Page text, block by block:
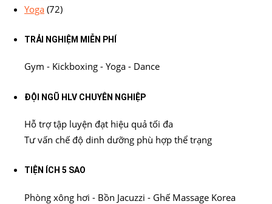
Yoga (72)
TRẢI NGHIỆM MIỄN PHÍ
Gym - Kickboxing - Yoga - Dance
ĐỘI NGŨ HLV CHUYÊN NGHIỆP
Hỗ trợ tập luyện đạt hiệu quả tối đa
Tư vấn chế độ dinh dưỡng phù hợp thể trạng
TIỆN ÍCH 5 SAO
Phòng xông hơi - Bồn Jacuzzi - Ghế Massage Korea